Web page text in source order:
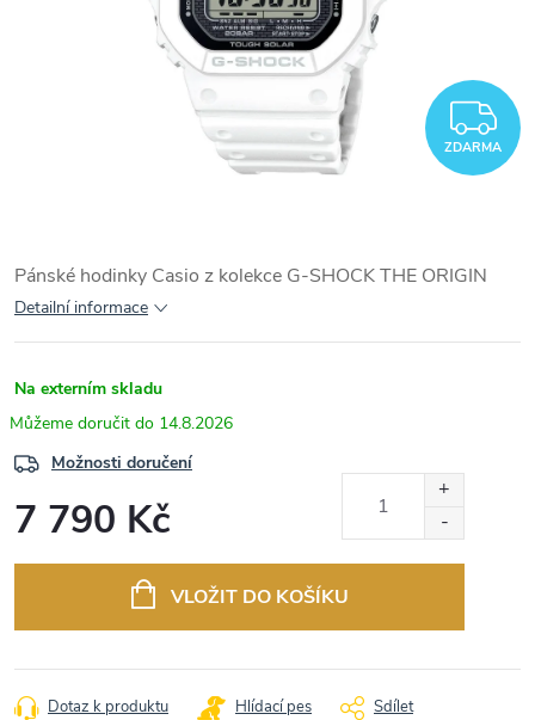
ZDARMA
Pánské hodinky Casio z kolekce G-SHOCK THE ORIGIN
Detailní informace
Na externím skladu
14.8.2026
Možnosti doručení
7 790 Kč
VLOŽIT DO KOŠÍKU
Dotaz k produktu Hlídací pes Sdílet